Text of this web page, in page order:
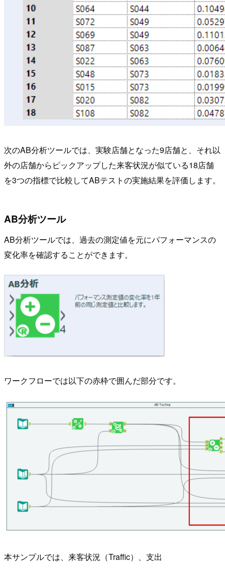
次のAB分析ツールでは、実験店舗となった9店舗と、それ以
外の店舗からピックアップした来客状況が似ている18店舗
を3つの指標で比較してABテストの実施結果を評価します。
AB分析ツール
AB分析ツールでは、過去の測定値を元にパフォーマンスの
変化率を確認することができます。
ワークフローでは以下の赤枠で囲んだ部分です。
本サンプルでは、来客状況（Traffic）、支出